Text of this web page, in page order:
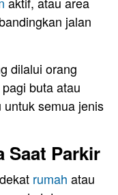
jalan
dilalui orang
buta atau
semua jenis
Saat Parkir
rumah atau